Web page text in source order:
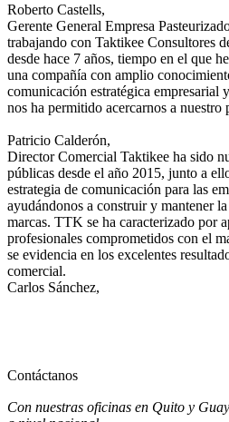
Roberto Castells,
Gerente General Empresa
trabajando con Taktikee Consultores
desde hace 7 años, tiempo en el que
una compañía con amplio
comunicación estratégica empresarial
nos ha permitido acercarnos a nuestro
Patricio Calderón,
Director Comercial Taktikee ha sido
públicas desde el año 2015, junto a
estrategia de comunicación para las
ayudándonos a construir y mantener
marcas. TTK se ha caracterizado por
profesionales comprometidos con el
se evidencia en los excelentes
comercial.
Carlos Sánchez,
Contáctanos
Con nuestras oficinas en Quito y